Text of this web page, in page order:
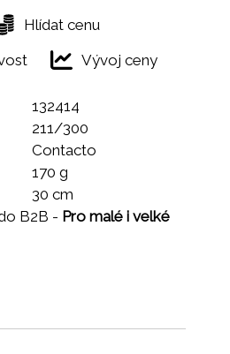
Hlídat cenu
Vývoj ceny
132414
211/300
Contacto
170 g
30 cm
B2B - Pro malé i velké